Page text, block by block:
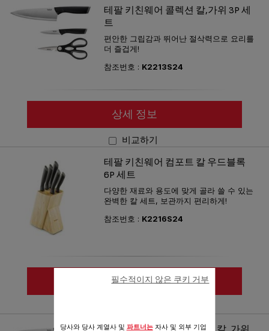
테팔 키친웨어 콜렉션 칼,가위 3P 세
트
편안한 그립감과 뛰어난 절삭력으로 요리를
더 즐겁게!
참조번호 : K2213S24
상세 정보
비교하기
테팔 키친웨어 컴포트 칼 우드블록
6P 세트
다양한 재료와 용도에 맞게 골라 쓸 수 있는
완벽한 칼 세트, 보관까지 편리하게!
참조번호 : K2216S24
상세 정보
당사와 당사 계열사 및 파트너는자사 및 외부 기업
필수적이지 않은 쿠키 거부